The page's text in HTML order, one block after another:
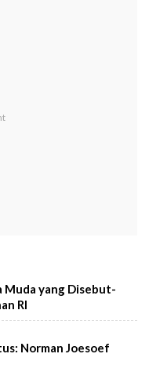
Muda yang Disebut-
RI
Norman Joesoef